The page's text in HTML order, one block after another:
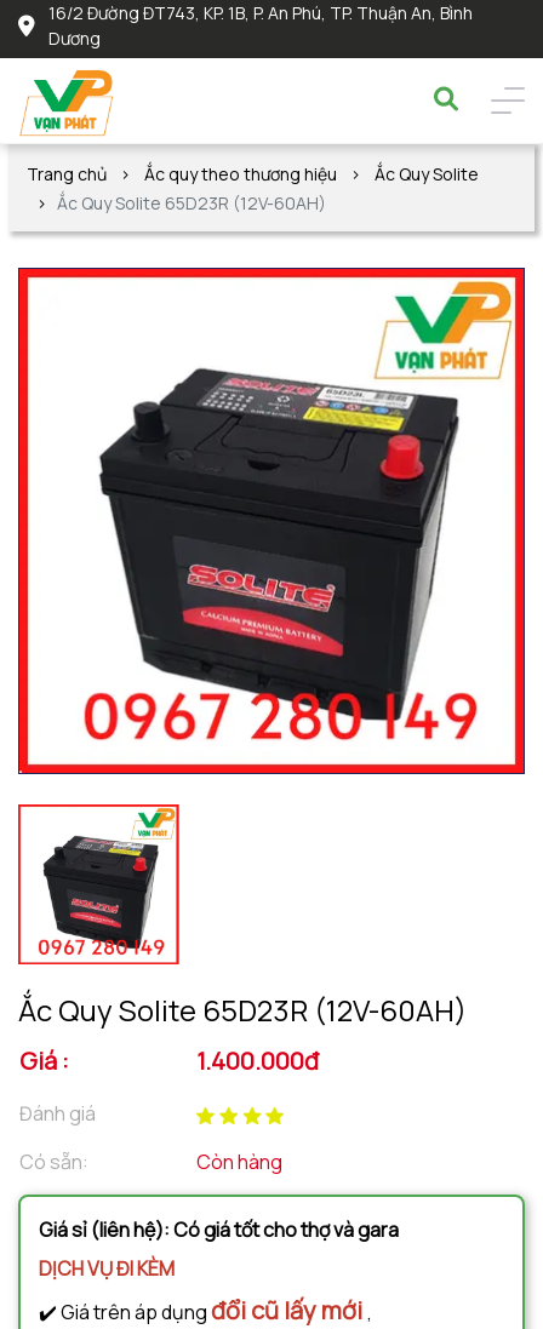
16/2 Đường ĐT743, KP. 1B, P. An Phú, TP. Thuận An, Bình
Dương
Trang chủ Ắc quy theo thương hiệu
Ắc Quy Solite
Ắc Quy Solite 65D23R (12V-60AH)
Ắc Quy Solite 65D23R (12V-60AH)
Giá : 1.400.000đ
Đánh giá
Có sẵn:
Còn hàng
Giá sỉ (liên hệ): Có giá tốt cho thợ và gara
DỊCH VỤ ĐI KÈM
✔️ Giá trên áp dụngđổi cũ lấy mới,